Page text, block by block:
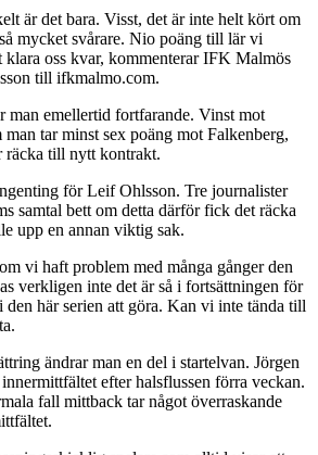
är det bara. Visst, det är inte helt kört om
mycket svårare. Nio poäng till lär vi
klara oss kvar, kommenterar IFK Malmös
till ifkmalmo.com.
man emellertid fortfarande. Vinst mot
man tar minst sex poäng mot Falkenberg,
räcka till nytt kontrakt.
för Leif Ohlsson. Tre journalister
samtal bett om detta därför fick det räcka
upp en annan viktig sak.
vi haft problem med många gånger den
verkligen inte det är så i fortsättningen för
här serien att göra. Kan vi inte tända till
ändrar man en del i startelvan. Jörgen
efter halsflussen förra veckan.
fall mittback tar något överraskande